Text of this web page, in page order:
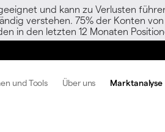
und kann zu Verlusten
verstehen. 75% der Konten
in den letzten 12 Monaten
und Tools Über uns Marktanalyse